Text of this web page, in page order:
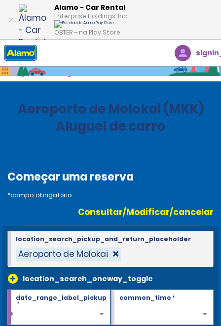
Alamo - Car Rental
Enterprise Holdings, Inc.
OBTER – na Play Store
Página inicial Hawaii
Aeroporto de Molokai (MKK)
Aluguel de carro
Começar uma reserva
*campo obrigatório
Consultar/Modificar/cancelar
Aeroporto de Molokai
location_search_oneway_toggle
location_search_pickup_and_return_placeholder
date_range_label_pickup
*
common_time*